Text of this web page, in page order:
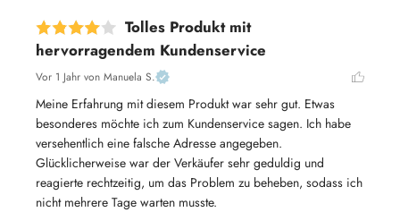
Tolles Produkt mit
hervorragendem Kundenservice
Vor 1 Jahr von Manuela S.
Meine Erfahrung mit diesem Produkt war sehr gut. Etwas
besonderes möchte ich zum Kundenservice sagen. Ich habe
versehentlich eine falsche Adresse angegeben.
Glücklicherweise war der Verkäufer sehr geduldig und
reagierte rechtzeitig, um das Problem zu beheben, sodass ich
nicht mehrere Tage warten musste.